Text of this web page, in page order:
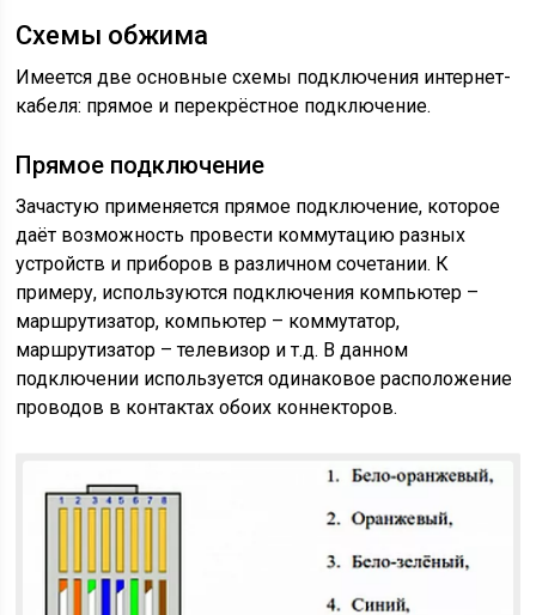
Схемы обжима
Имеется две основные схемы подключения интернет-
кабеля: прямое и перекрёстное подключение.
Прямое подключение
Зачастую применяется прямое подключение, которое
даёт возможность провести коммутацию разных
устройств и приборов в различном сочетании. К
примеру, используются подключения компьютер –
маршрутизатор, компьютер – коммутатор,
маршрутизатор – телевизор и т.д. В данном
подключении используется одинаковое расположение
проводов в контактах обоих коннекторов.